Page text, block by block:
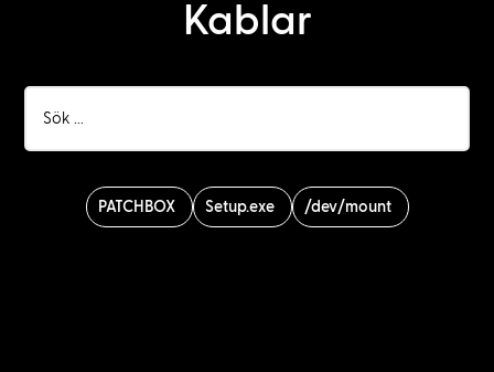
Kablar
PATCHBOX Setup.exe /dev/mount